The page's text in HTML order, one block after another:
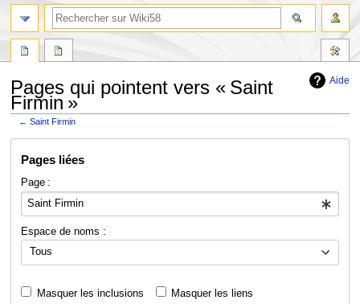
Aide
Pages qui pointent vers « Saint
Firmin »
←Saint Firmin
navigation
recherche
Pages liées
Page :
Espace de noms :
Tous
Masquer les inclusions Masquer les liens